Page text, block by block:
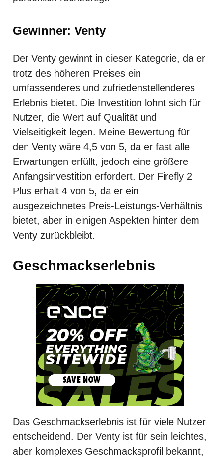
Gewinner: Venty
Der Venty gewinnt in dieser Kategorie, da er
trotz des höheren Preises ein
umfassenderes und zufriedenstellenderes
Erlebnis bietet. Die Investition lohnt sich für
Nutzer, die Wert auf Qualität und
Vielseitigkeit legen. Meine Bewertung für
den Venty wäre 4,5 von 5, da er fast alle
Erwartungen erfüllt, jedoch eine größere
Anfangsinvestition erfordert. Der Firefly 2
Plus erhält 4 von 5, da er ein
ausgezeichnetes Preis-Leistungs-Verhältnis
bietet, aber in einigen Aspekten hinter dem
Venty zurückbleibt.
Geschmackserlebnis
Das Geschmackserlebnis ist für viele Nutzer
entscheidend. Der Venty ist für sein leichtes,
aber komplexes Geschmacksprofil bekannt,